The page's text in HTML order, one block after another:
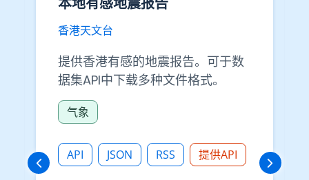
香港天文台
提供香港有感的地震报告。可于数
据集API中下载多种文件格式。
气象
API JSON RSS 提供API